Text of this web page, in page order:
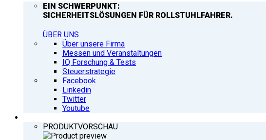
EIN SCHWERPUNKT:
SICHERHEITSLÖSUNGEN FÜR ROLLSTUHLFAHRER.
ÜBER UNS
Über unsere Firma
Messen und Veranstaltungen
IQ Forschung & Tests
Steuerstrategie
Facebook
Linkedin
Twitter
Youtube
PRODUKTVORSCHAU